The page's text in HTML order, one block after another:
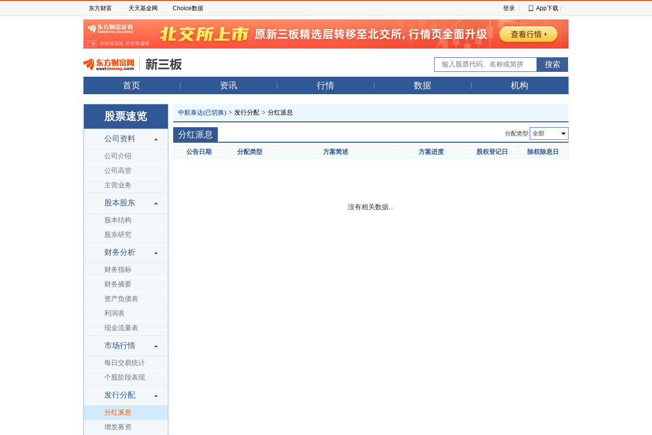
东方财富 天天基金网 Choice数据 登录 App下载
首页 资讯 行情 数据 机构
股票速览
公司资料
公司介绍
公司高管
主营业务
股本股东
股本结构
股东研究
财务分析
财务指标
财务摘要
资产负债表
利润表
现金流量表
市场行情
每日交易统计
个股阶段表现
发行分配
分红派息
增发募资
中航泰达(已切换) > 发行分配 > 分红派息
分红派息 分配类型: 全部
公告日期 分配类型 方案简述 方案进度 股权登记日 除权除息日
没有相关数据...